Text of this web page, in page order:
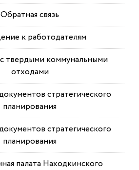
Обратная связь
к работодателям
твердыми коммунальными
отходами
стратегического
планирования
стратегического
планирования
палата Находкинского